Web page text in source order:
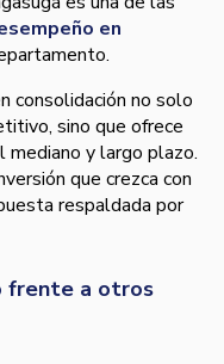
en
consolidación no solo
sino que ofrece
mediano y largo plazo.
que crezca con
respaldada por
frente a otros